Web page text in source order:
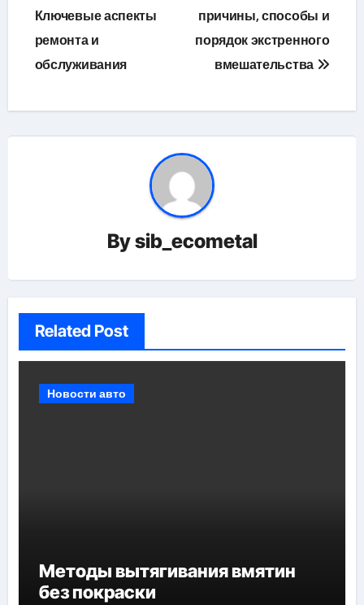
Ключевые аспекты
ремонта и
обслуживания
причины, способы и
порядок экстренного
вмешательства
Bysib_ecometal
Related Post
Новости авто
Методы вытягивания вмятин
без покраски